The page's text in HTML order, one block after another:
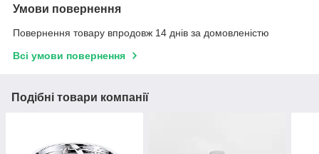
Умови повернення
Повернення товару впродовж 14 днів за домовленістю
Всі умови повернення
Подібні товари компанії